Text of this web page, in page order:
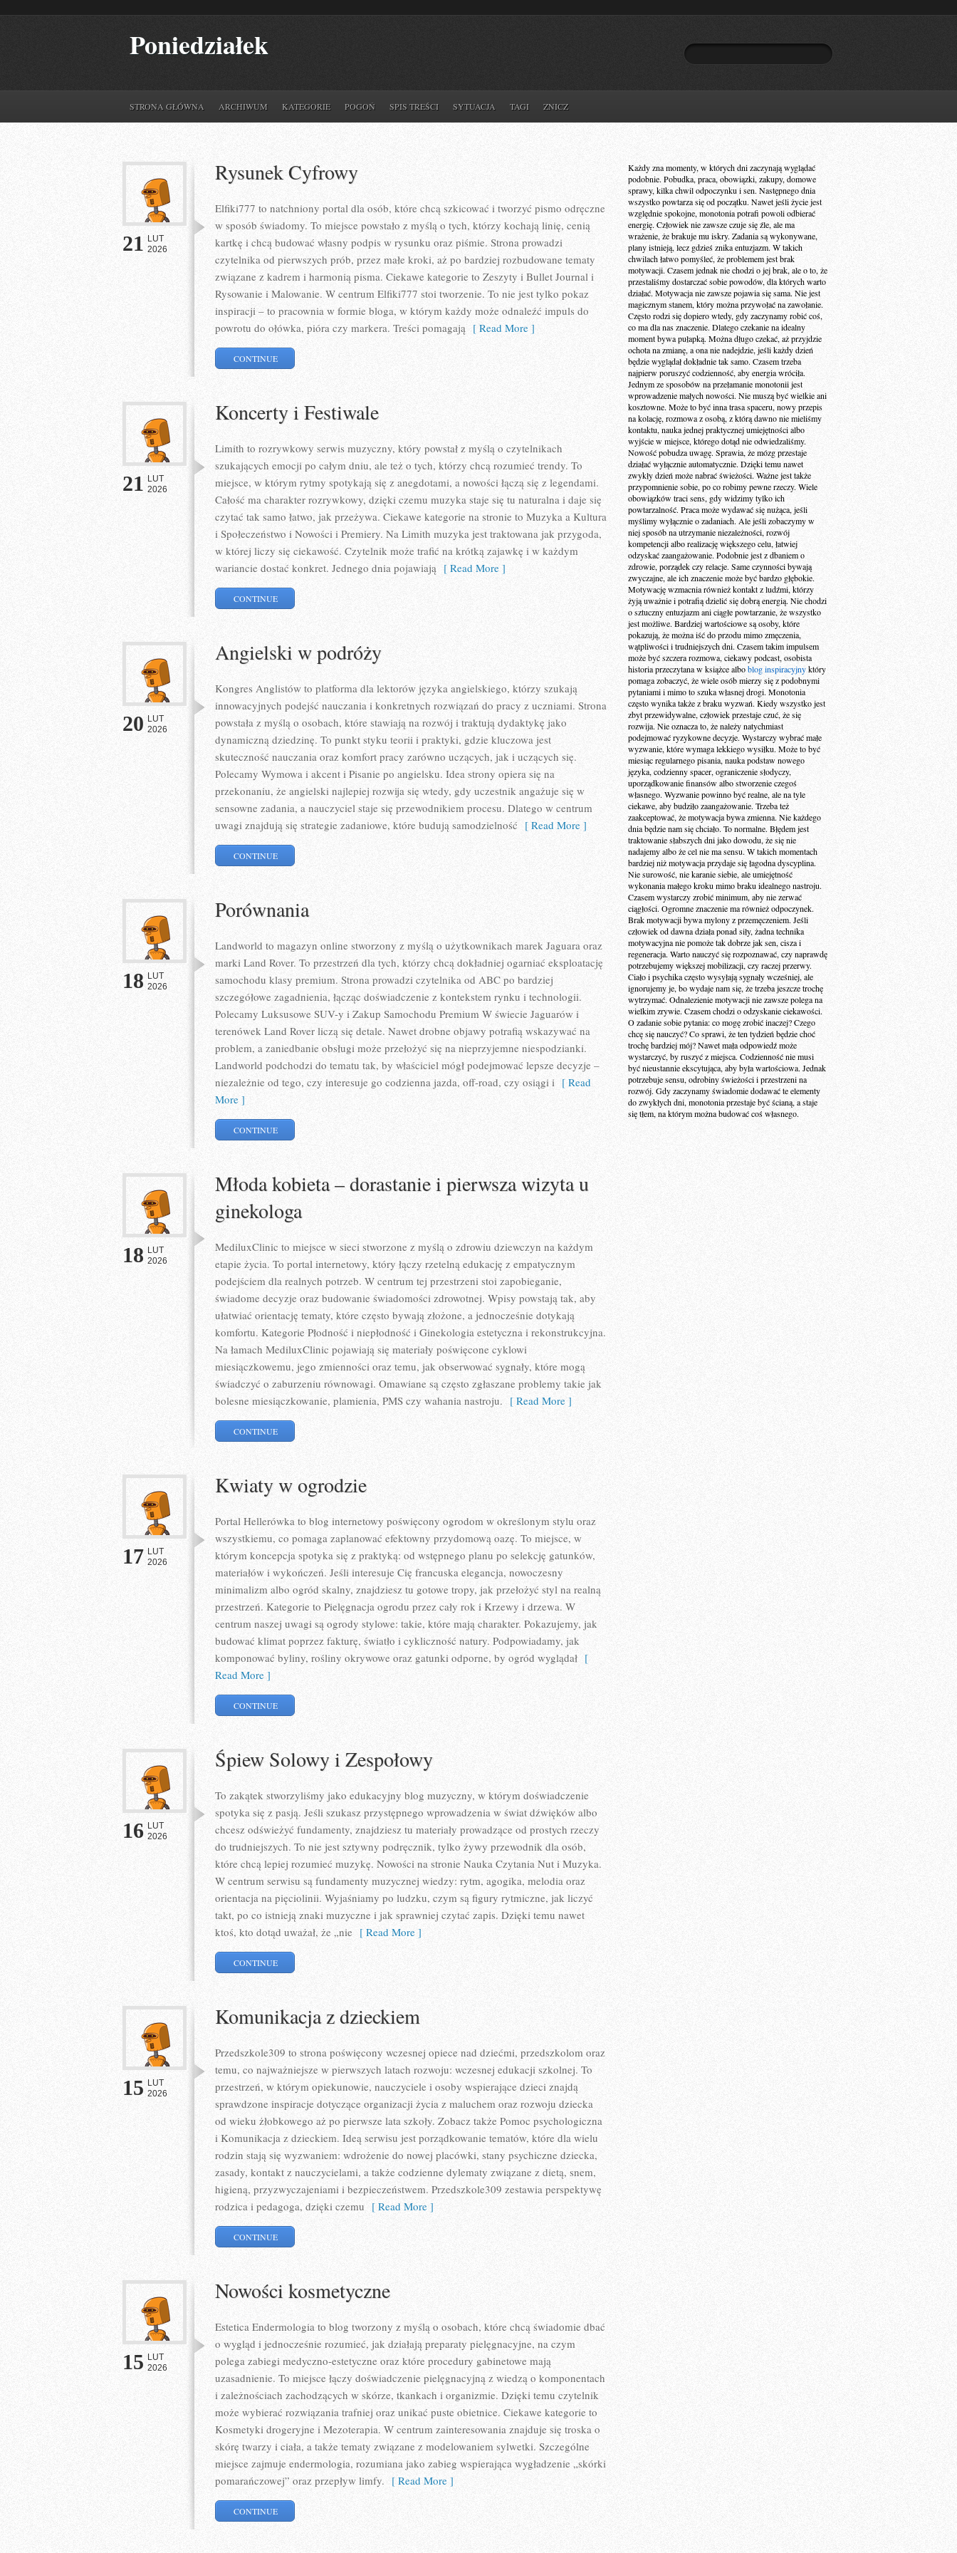
Poniedziałek
STRONA GŁÓWNA ARCHIWUM KATEGORIE POGOŃ SPIS TREŚCI SYTUACJA TAGI ZNICZ
21 LUT
2026
Rysunek Cyfrowy
Elfiki777 to natchniony portal dla osób, które chcą szkicować i tworzyć pismo odręczne
w sposób świadomy. To miejsce powstało z myślą o tych, którzy kochają linię, cenią
kartkę i chcą budować własny podpis w rysunku oraz piśmie. Strona prowadzi
czytelnika od pierwszych prób, przez małe kroki, aż po bardziej rozbudowane tematy
związane z kadrem i harmonią pisma. Ciekawe kategorie to Zeszyty i Bullet Journal i
Rysowanie i Malowanie. W centrum Elfiki777 stoi tworzenie. To nie jest tylko pokaz
inspiracji – to pracownia w formie bloga, w którym każdy może odnaleźć impuls do
powrotu do ołówka, pióra czy markera. Treści pomagają [ Read More ]
CONTINUE
21 LUT
2026
Koncerty i Festiwale
Limith to rozrywkowy serwis muzyczny, który powstał z myślą o czytelnikach
szukających emocji po całym dniu, ale też o tych, którzy chcą rozumieć trendy. To
miejsce, w którym rytmy spotykają się z anegdotami, a nowości łączą się z legendami.
Całość ma charakter rozrywkowy, dzięki czemu muzyka staje się tu naturalna i daje się
czytać tak samo łatwo, jak przeżywa. Ciekawe kategorie na stronie to Muzyka a Kultura
i Społeczeństwo i Nowości i Premiery. Na Limith muzyka jest traktowana jak przygoda,
w której liczy się ciekawość. Czytelnik może trafić na krótką zajawkę i w każdym
wariancie dostać konkret. Jednego dnia pojawiają [ Read More ]
CONTINUE
20 LUT
2026
Angielski w podróży
Kongres Anglistów to platforma dla lektorów języka angielskiego, którzy szukają
innowacyjnych podejść nauczania i konkretnych rozwiązań do pracy z uczniami. Strona
powstała z myślą o osobach, które stawiają na rozwój i traktują dydaktykę jako
dynamiczną dziedzinę. To punkt styku teorii i praktyki, gdzie kluczowa jest
skuteczność nauczania oraz komfort pracy zarówno uczących, jak i uczących się.
Polecamy Wymowa i akcent i Pisanie po angielsku. Idea strony opiera się na
przekonaniu, że angielski najlepiej rozwija się wtedy, gdy uczestnik angażuje się w
sensowne zadania, a nauczyciel staje się przewodnikiem procesu. Dlatego w centrum
uwagi znajdują się strategie zadaniowe, które budują samodzielność [ Read More ]
CONTINUE
18 LUT
2026
Porównania
Landworld to magazyn online stworzony z myślą o użytkownikach marek Jaguara oraz
marki Land Rover. To przestrzeń dla tych, którzy chcą dokładniej ogarniać eksploatację
samochodu klasy premium. Strona prowadzi czytelnika od ABC po bardziej
szczegółowe zagadnienia, łącząc doświadczenie z kontekstem rynku i technologii.
Polecamy Luksusowe SUV-y i Zakup Samochodu Premium W świecie Jaguarów i
terenówek Land Rover liczą się detale. Nawet drobne objawy potrafią wskazywać na
problem, a zaniedbanie obsługi może przełożyć się na nieprzyjemne niespodzianki.
Landworld podchodzi do tematu tak, by właściciel mógł podejmować lepsze decyzje –
niezależnie od tego, czy interesuje go codzienna jazda, off-road, czy osiągi i [ Read
More ]
CONTINUE
18 LUT
2026
Młoda kobieta – dorastanie i pierwsza wizyta u
ginekologa
MediluxClinic to miejsce w sieci stworzone z myślą o zdrowiu dziewczyn na każdym
etapie życia. To portal internetowy, który łączy rzetelną edukację z empatycznym
podejściem dla realnych potrzeb. W centrum tej przestrzeni stoi zapobieganie,
świadome decyzje oraz budowanie świadomości zdrowotnej. Wpisy powstają tak, aby
ułatwiać orientację tematy, które często bywają złożone, a jednocześnie dotykają
komfortu. Kategorie Płodność i niepłodność i Ginekologia estetyczna i rekonstrukcyjna.
Na łamach MediluxClinic pojawiają się materiały poświęcone cyklowi
miesiączkowemu, jego zmienności oraz temu, jak obserwować sygnały, które mogą
świadczyć o zaburzeniu równowagi. Omawiane są często zgłaszane problemy takie jak
bolesne miesiączkowanie, plamienia, PMS czy wahania nastroju. [ Read More ]
CONTINUE
17 LUT
2026
Kwiaty w ogrodzie
Portal Hellerówka to blog internetowy poświęcony ogrodom w określonym stylu oraz
wszystkiemu, co pomaga zaplanować efektowny przydomową oazę. To miejsce, w
którym koncepcja spotyka się z praktyką: od wstępnego planu po selekcję gatunków,
materiałów i wykończeń. Jeśli interesuje Cię francuska elegancja, nowoczesny
minimalizm albo ogród skalny, znajdziesz tu gotowe tropy, jak przełożyć styl na realną
przestrzeń. Kategorie to Pielęgnacja ogrodu przez cały rok i Krzewy i drzewa. W
centrum naszej uwagi są ogrody stylowe: takie, które mają charakter. Pokazujemy, jak
budować klimat poprzez fakturę, światło i cykliczność natury. Podpowiadamy, jak
komponować byliny, rośliny okrywowe oraz gatunki odporne, by ogród wyglądał [
Read More ]
CONTINUE
16 LUT
2026
Śpiew Solowy i Zespołowy
To zakątek stworzyliśmy jako edukacyjny blog muzyczny, w którym doświadczenie
spotyka się z pasją. Jeśli szukasz przystępnego wprowadzenia w świat dźwięków albo
chcesz odświeżyć fundamenty, znajdziesz tu materiały prowadzące od prostych rzeczy
do trudniejszych. To nie jest sztywny podręcznik, tylko żywy przewodnik dla osób,
które chcą lepiej rozumieć muzykę. Nowości na stronie Nauka Czytania Nut i Muzyka.
W centrum serwisu są fundamenty muzycznej wiedzy: rytm, agogika, melodia oraz
orientacja na pięciolinii. Wyjaśniamy po ludzku, czym są figury rytmiczne, jak liczyć
takt, po co istnieją znaki muzyczne i jak sprawniej czytać zapis. Dzięki temu nawet
ktoś, kto dotąd uważał, że „nie [ Read More ]
CONTINUE
15 LUT
2026
Komunikacja z dzieckiem
Przedszkole309 to strona poświęcony wczesnej opiece nad dziećmi, przedszkolom oraz
temu, co najważniejsze w pierwszych latach rozwoju: wczesnej edukacji szkolnej. To
przestrzeń, w którym opiekunowie, nauczyciele i osoby wspierające dzieci znajdą
sprawdzone inspiracje dotyczące organizacji życia z maluchem oraz rozwoju dziecka
od wieku żłobkowego aż po pierwsze lata szkoły. Zobacz także Pomoc psychologiczna
i Komunikacja z dzieckiem. Ideą serwisu jest porządkowanie tematów, które dla wielu
rodzin stają się wyzwaniem: wdrożenie do nowej placówki, stany psychiczne dziecka,
zasady, kontakt z nauczycielami, a także codzienne dylematy związane z dietą, snem,
higieną, przyzwyczajeniami i bezpieczeństwem. Przedszkole309 zestawia perspektywę
rodzica i pedagoga, dzięki czemu [ Read More ]
CONTINUE
15 LUT
2026
Nowości kosmetyczne
Estetica Endermologia to blog tworzony z myślą o osobach, które chcą świadomie dbać
o wygląd i jednocześnie rozumieć, jak działają preparaty pielęgnacyjne, na czym
polega zabiegi medyczno-estetyczne oraz które procedury gabinetowe mają
uzasadnienie. To miejsce łączy doświadczenie pielęgnacyjną z wiedzą o komponentach
i zależnościach zachodzących w skórze, tkankach i organizmie. Dzięki temu czytelnik
może wybierać rozwiązania trafniej oraz unikać puste obietnice. Ciekawe kategorie to
Kosmetyki drogeryjne i Mezoterapia. W centrum zainteresowania znajduje się troska o
skórę twarzy i ciała, a także tematy związane z modelowaniem sylwetki. Szczególne
miejsce zajmuje endermologia, rozumiana jako zabieg wspierająca wygładzenie „skórki
pomarańczowej” oraz przepływ limfy. [ Read More ]
CONTINUE
Każdy zna momenty, w których dni zaczynają wyglądać
podobnie. Pobudka, praca, obowiązki, zakupy, domowe
sprawy, kilka chwil odpoczynku i sen. Następnego dnia
wszystko powtarza się od początku. Nawet jeśli życie jest
względnie spokojne, monotonia potrafi powoli odbierać
energię. Człowiek nie zawsze czuje się źle, ale ma
wrażenie, że brakuje mu iskry. Zadania są wykonywane,
plany istnieją, lecz gdzieś znika entuzjazm. W takich
chwilach łatwo pomyśleć, że problemem jest brak
motywacji. Czasem jednak nie chodzi o jej brak, ale o to, że
przestaliśmy dostarczać sobie powodów, dla których warto
działać. Motywacja nie zawsze pojawia się sama. Nie jest
magicznym stanem, który można przywołać na zawołanie.
Często rodzi się dopiero wtedy, gdy zaczynamy robić coś,
co ma dla nas znaczenie. Dlatego czekanie na idealny
moment bywa pułapką. Można długo czekać, aż przyjdzie
ochota na zmianę, a ona nie nadejdzie, jeśli każdy dzień
będzie wyglądał dokładnie tak samo. Czasem trzeba
najpierw poruszyć codzienność, aby energia wróciła.
Jednym ze sposobów na przełamanie monotonii jest
wprowadzenie małych nowości. Nie muszą być wielkie ani
kosztowne. Może to być inna trasa spaceru, nowy przepis
na kolację, rozmowa z osobą, z którą dawno nie mieliśmy
kontaktu, nauka jednej praktycznej umiejętności albo
wyjście w miejsce, którego dotąd nie odwiedzaliśmy.
Nowość pobudza uwagę. Sprawia, że mózg przestaje
działać wyłącznie automatycznie. Dzięki temu nawet
zwykły dzień może nabrać świeżości. Ważne jest także
przypomnienie sobie, po co robimy pewne rzeczy. Wiele
obowiązków traci sens, gdy widzimy tylko ich
powtarzalność. Praca może wydawać się nużąca, jeśli
myślimy wyłącznie o zadaniach. Ale jeśli zobaczymy w
niej sposób na utrzymanie niezależności, rozwój
kompetencji albo realizację większego celu, łatwiej
odzyskać zaangażowanie. Podobnie jest z dbaniem o
zdrowie, porządek czy relacje. Same czynności bywają
zwyczajne, ale ich znaczenie może być bardzo głębokie.
Motywację wzmacnia również kontakt z ludźmi, którzy
żyją uważnie i potrafią dzielić się dobrą energią. Nie chodzi
o sztuczny entuzjazm ani ciągłe powtarzanie, że wszystko
jest możliwe. Bardziej wartościowe są osoby, które
pokazują, że można iść do przodu mimo zmęczenia,
wątpliwości i trudniejszych dni. Czasem takim impulsem
może być szczera rozmowa, ciekawy podcast, osobista
historia przeczytana w książce alboblog inspiracyjnyktóry
pomaga zobaczyć, że wiele osób mierzy się z podobnymi
pytaniami i mimo to szuka własnej drogi. Monotonia
często wynika także z braku wyzwań. Kiedy wszystko jest
zbyt przewidywalne, człowiek przestaje czuć, że się
rozwija. Nie oznacza to, że należy natychmiast
podejmować ryzykowne decyzje. Wystarczy wybrać małe
wyzwanie, które wymaga lekkiego wysiłku. Może to być
miesiąc regularnego pisania, nauka podstaw nowego
języka, codzienny spacer, ograniczenie słodyczy,
uporządkowanie finansów albo stworzenie czegoś
własnego. Wyzwanie powinno być realne, ale na tyle
ciekawe, aby budziło zaangażowanie. Trzeba też
zaakceptować, że motywacja bywa zmienna. Nie każdego
dnia będzie nam się chciało. To normalne. Błędem jest
traktowanie słabszych dni jako dowodu, że się nie
nadajemy albo że cel nie ma sensu. W takich momentach
bardziej niż motywacja przydaje się łagodna dyscyplina.
Nie surowość, nie karanie siebie, ale umiejętność
wykonania małego kroku mimo braku idealnego nastroju.
Czasem wystarczy zrobić minimum, aby nie zerwać
ciągłości. Ogromne znaczenie ma również odpoczynek.
Brak motywacji bywa mylony z przemęczeniem. Jeśli
człowiek od dawna działa ponad siły, żadna technika
motywacyjna nie pomoże tak dobrze jak sen, cisza i
regeneracja. Warto nauczyć się rozpoznawać, czy naprawdę
potrzebujemy większej mobilizacji, czy raczej przerwy.
Ciało i psychika często wysyłają sygnały wcześniej, ale
ignorujemy je, bo wydaje nam się, że trzeba jeszcze trochę
wytrzymać. Odnalezienie motywacji nie zawsze polega na
wielkim zrywie. Czasem chodzi o odzyskanie ciekawości.
O zadanie sobie pytania: co mogę zrobić inaczej? Czego
chcę się nauczyć? Co sprawi, że ten tydzień będzie choć
trochę bardziej mój? Nawet mała odpowiedź może
wystarczyć, by ruszyć z miejsca. Codzienność nie musi
być nieustannie ekscytująca, aby była wartościowa. Jednak
potrzebuje sensu, odrobiny świeżości i przestrzeni na
rozwój. Gdy zaczynamy świadomie dodawać te elementy
do zwykłych dni, monotonia przestaje być ścianą, a staje
się tłem, na którym można budować coś własnego.